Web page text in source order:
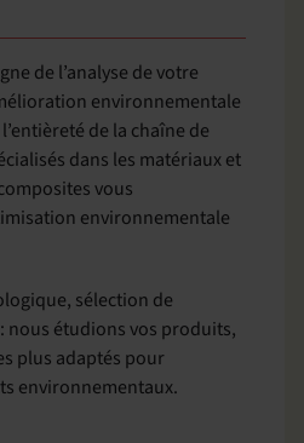
de l’analyse de votre
environnementale
de la chaîne de
dans les matériaux et
vous
environnementale
sélection de
étudions vos produits,
plus adaptés pour
environnementaux.